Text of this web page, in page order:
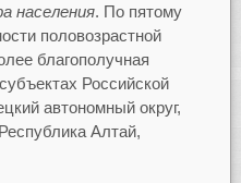
населения. По пятому
половозрастной
благополучная
Российской
автономный округ,
Алтай,